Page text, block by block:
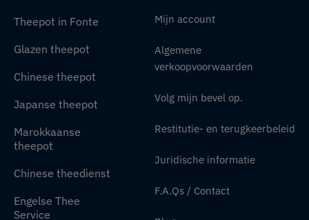
Theepot in Fonte
Glazen theepot
Chinese theepot
Japanse theepot
Marokkaanse
theepot
Chinese theedienst
Engelse Thee
Service
Mijn account
Algemene
verkoopvoorwaarden
Volg mijn bevel op.
Restitutie- en terugkeerbeleid
Juridische informatie
F.A.Qs / Contact